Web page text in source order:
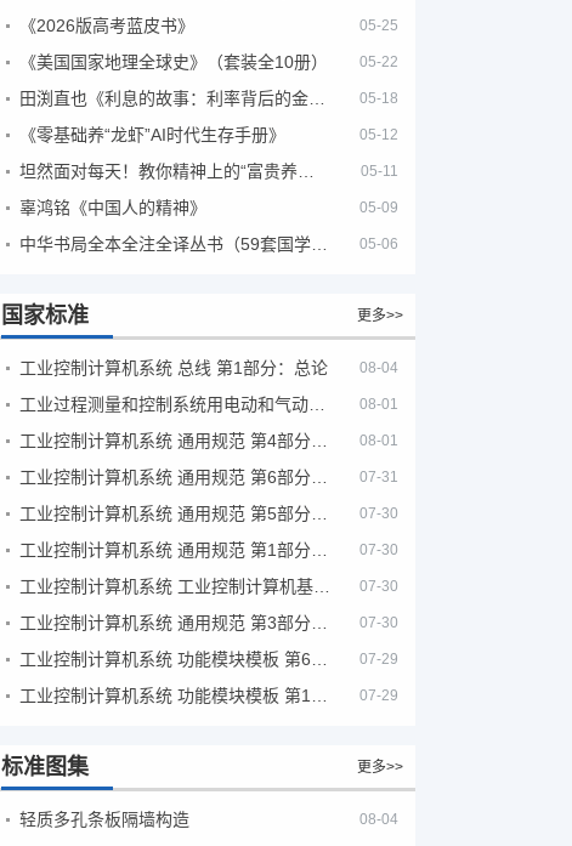
《2026版高考蓝皮书》 05-25
《美国国家地理全球史》（套装全10册） 05-22
田渕直也《利息的故事：利率背后的金融世界》 05-18
《零基础养“龙虾”AI时代生存手册》 05-12
05-11
辜鸿铭《中国人的精神》 05-09
中华书局全本全注全译丛书（59套国学经典） 05-06
国家标准 更多>>
工业控制计算机系统 总线 第1部分：总论 08-04
工业过程测量和控制系统用电动和气动模拟计算器性能评定方法 08-01
08-01
07-31
07-30
07-30
工业控制计算机系统 工业控制计算机基本平台 第2部分：性能评定方法 07-30
07-30
07-29
07-29
标准图集 更多>>
轻质多孔条板隔墙构造 08-04